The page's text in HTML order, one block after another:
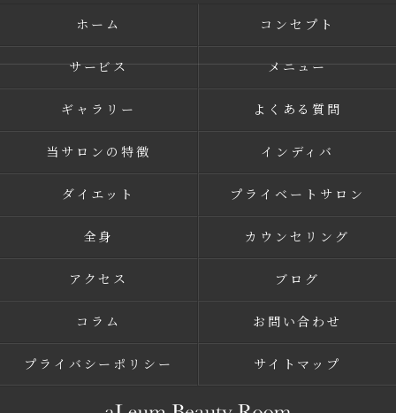
ホーム コンセプト
サービス メニュー
ギャラリー よくある質問
当サロンの特徴 インディバ
ダイエット プライベートサロン
全身 カウンセリング
アクセス ブログ
コラム お問い合わせ
プライバシーポリシー サイトマップ